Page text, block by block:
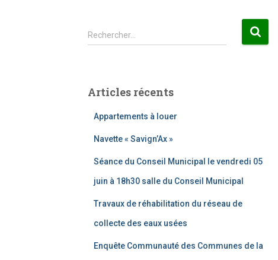
R
e
r
Rechercher…
Articles récents
Appartements à louer
Navette « Savign’Ax »
Séance du Conseil Municipal le vendredi 05
juin à 18h30 salle du Conseil Municipal
Travaux de réhabilitation du réseau de
collecte des eaux usées
Enquête Communauté des Communes de la